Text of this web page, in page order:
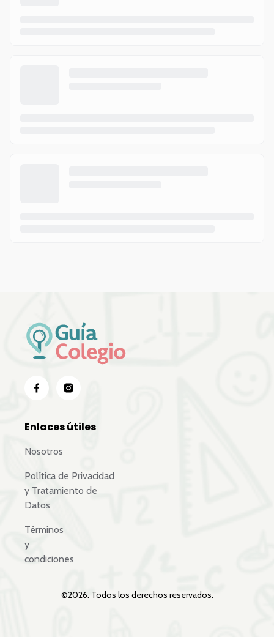
Enlaces útiles
Nosotros
Política de Privacidad
y Tratamiento de
Datos
Términos
y
condiciones
©2026. Todos los derechos reservados.